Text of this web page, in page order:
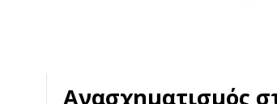
Ανασχηματισμός